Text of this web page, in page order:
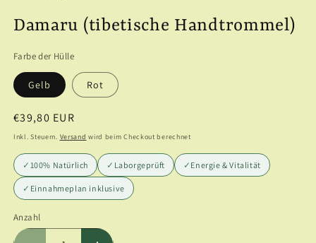
Damaru (tibetische Handtrommel)
Farbe der Hülle
Gelb Rot
Normaler
Preis
€39,80 EUR
Inkl. Steuern. Versand wird beim Checkout berechnet
✓ 100% Natürlich ✓ Laborgeprüft ✓ Energie & Vitalität
✓ Einnahmeplan inklusive
Anzahl
Anzahl